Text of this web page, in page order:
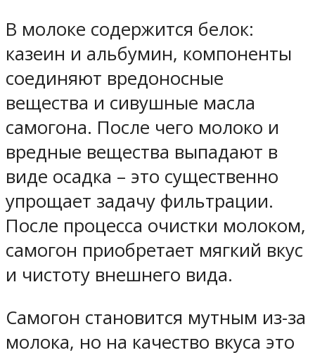
В молоке содержится белок:
казеин и альбумин, компоненты
соединяют вредоносные
вещества и сивушные масла
самогона. После чего молоко и
вредные вещества выпадают в
виде осадка – это существенно
упрощает задачу фильтрации.
После процесса очистки молоком,
самогон приобретает мягкий вкус
и чистоту внешнего вида.
Самогон становится мутным из-за
молока, но на качество вкуса это